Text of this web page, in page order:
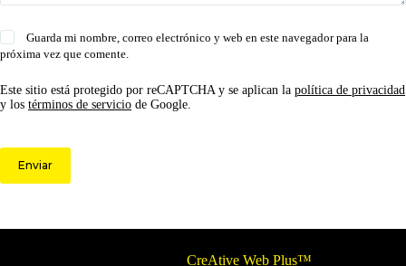
Guarda mi nombre, correo electrónico y web en este navegador para la
próxima vez que comente.
Este sitio está protegido por reCAPTCHA y se aplican la política de privacidad
y los términos de servicio de Google.
Enviar
Optimizado porCreAtive Web Plus™